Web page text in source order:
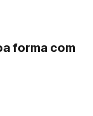
forma com